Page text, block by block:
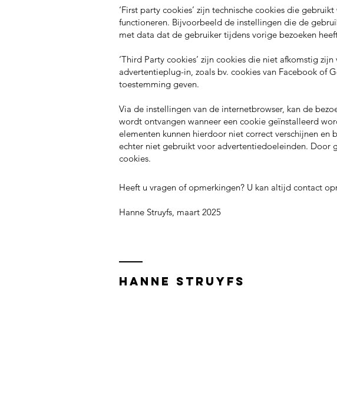
‘First party cookies’ zijn technische cookies die
functioneren. Bijvoorbeeld de instellingen die de
met data dat de gebruiker tijdens vorige bezoeken
‘Third Party cookies’ zijn cookies die niet afkomstig
advertentieplug-in, zoals bv. cookies van Facebook of
toestemming geven.
Via de instellingen van de internetbrowser, kan de
wordt ontvangen wanneer een cookie geïnstalleerd
elementen kunnen hierdoor niet correct verschijnen
echter niet gebruikt voor advertentiedoeleinden. Door
cookies.
Heeft u vragen of opmerkingen? U kan altijd contact
Hanne Struyfs, maart 2025
Hanne Struyfs